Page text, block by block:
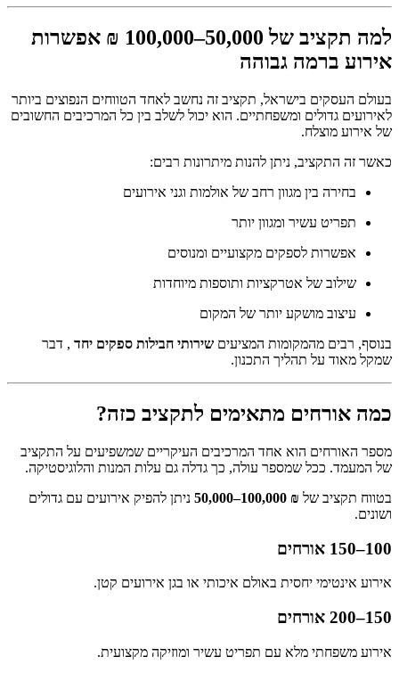
למה תקציב של 50,000–100,000 ₪ אפשרות
אירוע ברמה גבוהה
בעולם העסקים בישראל, תקציב זה נחשב לאחד הטווחים הנפוצים ביותר
לאירועים גדולים ומשפחתיים. הוא יכול לשלב בין כל המרכיבים החשובים
של אירוע מוצלח.
כאשר זה התקציב, ניתן להנות מיתרונות רבים:
בחירה בין מגוון רחב של אולמות וגני אירועים
תפריט עשיר ומגוון יותר
אפשרות לספקים מקצועיים ומנוסים
שילוב של אטרקציות ותוספות מיוחדות
עיצוב מושקע יותר של המקום
בנוסף, רבים מהמקומות המציעים שירותי חבילות ספקים יחד , דבר
שמקל מאוד על תהליך התכנון.
כמה אורחים מתאימים לתקציב כזה?
מספר האורחים הוא אחד המרכיבים העיקריים שמשפיעים על התקציב
של המעמד. ככל שמספר עולה, כך גדלה גם עלות המנות והלוגיסטיקה.
בטווח תקציב של 50,000–100,000 ₪ ניתן להפיק אירועים עם גדולים
ושונים.
100–150 אורחים
אירוע אינטימי יחסית באולם איכותי או בגן אירועים קטן.
150–200 אורחים
אירוע משפחתי מלא עם תפריט עשיר ומוזיקה מקצועית.